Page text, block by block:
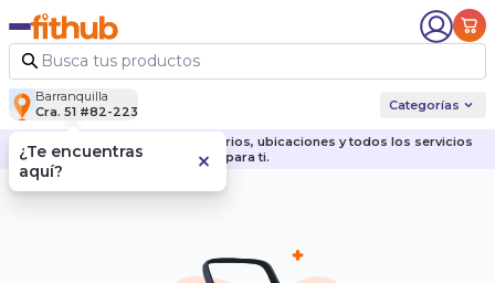
Barranquilla
Cra. 51 #82-223
Categorías
Descubre nuestras sedes, horarios, ubicaciones y todos los servicios
para ti.
¿Te encuentras
aquí?